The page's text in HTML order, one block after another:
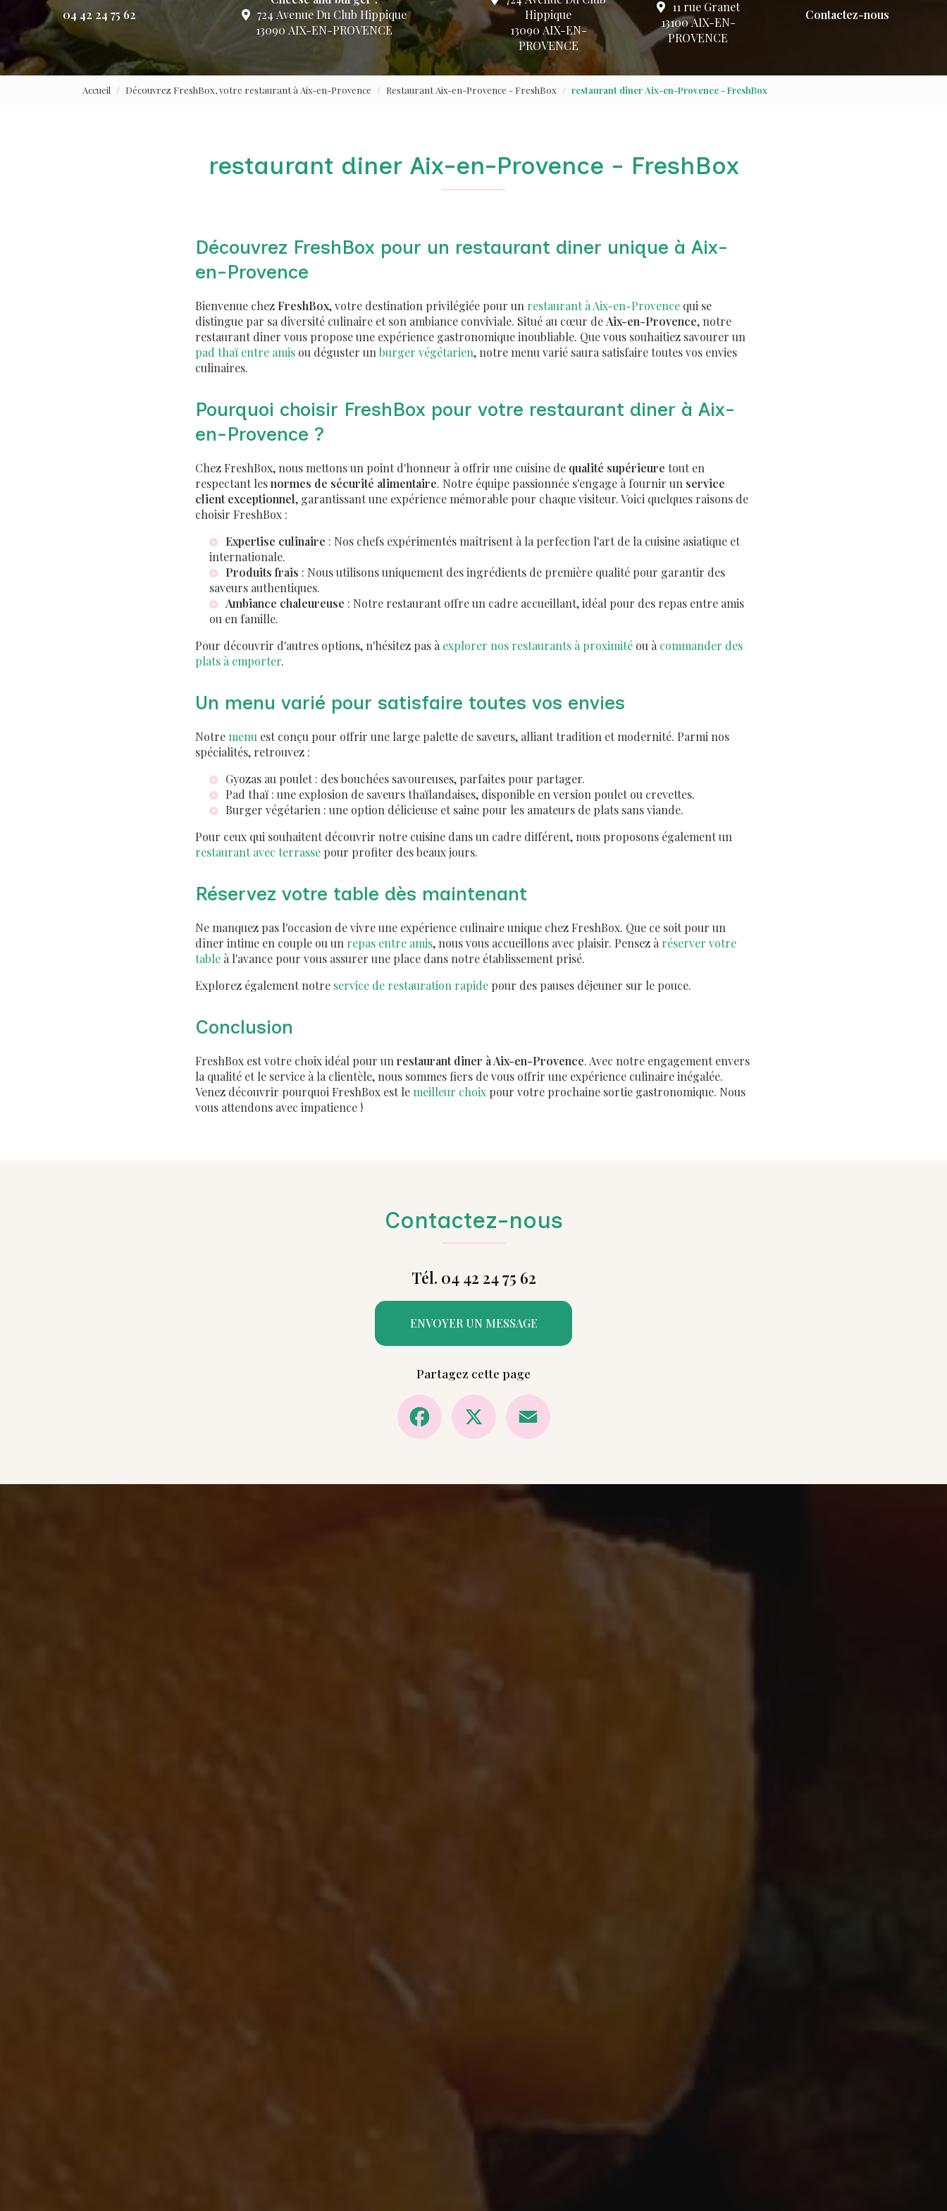
04 42 24 75 62
724 Avenue Du Club Hippique
13090 AIX-EN-PROVENCE
Hippique
13090 AIX-EN-
PROVENCE
11 rue Granet
13100 AIX-EN-
PROVENCE
Contactez-nous
Accueil Découvrez FreshBox, votre restaurant à Aix-en-Provence Restaurant Aix-en-Provence - FreshBox restaurant diner Aix-en-Provence - FreshBox
restaurant diner Aix-en-Provence - FreshBox
Découvrez FreshBox pour un restaurant diner unique à Aix-
en-Provence
Bienvenue chez FreshBox, votre destination privilégiée pour un restaurant à Aix-en-Provence qui se
distingue par sa diversité culinaire et son ambiance conviviale. Situé au cœur de Aix-en-Provence, notre
restaurant diner vous propose une expérience gastronomique inoubliable. Que vous souhaitiez savourer un
pad thaï entre amis ou déguster un burger végétarien, notre menu varié saura satisfaire toutes vos envies
culinaires.
Pourquoi choisir FreshBox pour votre restaurant diner à Aix-
en-Provence ?
Chez FreshBox, nous mettons un point d'honneur à offrir une cuisine de qualité supérieure tout en
respectant lesnormes de sécurité alimentaire. Notre équipe passionnée s'engage à fournir un service
client exceptionnel, garantissant une expérience mémorable pour chaque visiteur. Voici quelques raisons de
choisir FreshBox :
Expertise culinaire : Nos chefs expérimentés maîtrisent à la perfection l'art de la cuisine asiatique et
internationale.
Produits frais : Nous utilisons uniquement des ingrédients de première qualité pour garantir des
saveurs authentiques.
Ambiance chaleureuse : Notre restaurant offre un cadre accueillant, idéal pour des repas entre amis
ou en famille.
Pour découvrir d'autres options, n'hésitez pas à explorer nos restaurants à proximité ou à commander des
plats à emporter.
Un menu varié pour satisfaire toutes vos envies
Notremenu est conçu pour offrir une large palette de saveurs, alliant tradition et modernité. Parmi nos
spécialités, retrouvez :
Gyozas au poulet : des bouchées savoureuses, parfaites pour partager.
Pad thaï : une explosion de saveurs thaïlandaises, disponible en version poulet ou crevettes.
Burger végétarien : une option délicieuse et saine pour les amateurs de plats sans viande.
Pour ceux qui souhaitent découvrir notre cuisine dans un cadre différent, nous proposons également un
restaurant avec terrasse pour profiter des beaux jours.
Réservez votre table dès maintenant
Ne manquez pas l'occasion de vivre une expérience culinaire unique chez FreshBox. Que ce soit pour un
dîner intime en couple ou un repas entre amis, nous vous accueillons avec plaisir. Pensez à réserver votre
table à l'avance pour vous assurer une place dans notre établissement prisé.
Explorez également notre service de restauration rapide pour des pauses déjeuner sur le pouce.
Conclusion
FreshBox est votre choix idéal pour un restaurant diner à Aix-en-Provence. Avec notre engagement envers
la qualité et le service à la clientèle, nous sommes fiers de vous offrir une expérience culinaire inégalée.
Venez découvrir pourquoi FreshBox est lemeilleur choix pour votre prochaine sortie gastronomique. Nous
vous attendons avec impatience !
Contactez-nous
Tél. 04 42 24 75 62
ENVOYER UN MESSAGE
Partagez cette page
Facebook